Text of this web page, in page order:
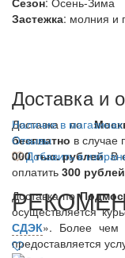
Застежка: молния и
Доставка и
Доставка по
бесплатно в случае
000 тыс. рублей. В
оплатить 300 рублей
Доставка по
осуществляется
СДЭК». Более чем
предоставляется
Наличие в магазинах
Отзывы
Добавить в